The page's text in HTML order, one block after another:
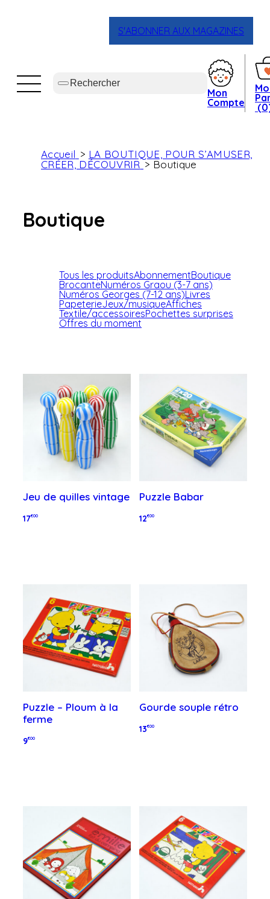
S'ABONNER AUX MAGAZINES
Mon
Compte
Accueil
LA BOUTIQUE, POUR S’AMUSER,
CRÉER, DÉCOUVRIR
Boutique
Boutique
Tous les produitsAbonnementBoutique
BrocanteNuméros Graou (3-7 ans)
Numéros Georges (7-12 ans)Livres
PapeterieJeux/musiqueAffiches
Textile/accessoiresPochettes surprises
Offres du moment
Jeu de quilles vintage
17€00
Puzzle Babar
12€00
Puzzle – Ploum à la
ferme
9€00
Gourde souple rétro
13€00